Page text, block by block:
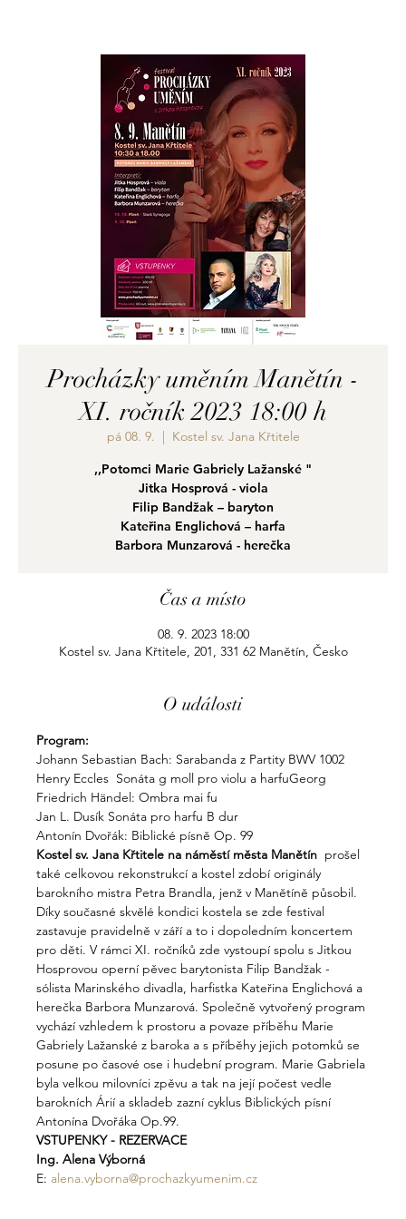
Procházky uměním Manětín -
XI. ročník 2023 18:00 h
pá 08. 9.
  |
Kostel sv. Jana Křtitele
,,Potomci Marie Gabriely Lažanské "
Jitka Hosprová - viola
Filip Bandžak – baryton
Kateřina Englichová – harfa
Barbora Munzarová - herečka
Čas a místo
08. 9. 2023 18:00
Kostel sv. Jana Křtitele, 201, 331 62 Manětín, Česko
O události
Program:
Johann Sebastian Bach: Sarabanda z Partity BWV 1002
Henry Eccles  Sonáta g moll pro violu a harfuGeorg
Friedrich Händel: Ombra mai fu
​​​Jan L. Dusík Sonáta pro harfu B dur​
Antonín Dvořák: Biblické písně Op. 99​​​​
Kostel sv. Jana Křtitele na náměstí města Manětín prošel
také celkovou rekonstrukcí a kostel zdobí originály
barokního mistra Petra Brandla, jenž v Manětíně působil.
Díky současné skvělé kondici kostela se zde festival
zastavuje pravidelně v září a to i dopoledním koncertem
pro děti. V rámci XI. ročníků zde vystoupí spolu s Jitkou
Hosprovou operní pěvec barytonista Filip Bandžak -
sólista Marinského divadla, harfistka Kateřina Englichová a
herečka Barbora Munzarová. Společně vytvořený program
vychází vzhledem k prostoru a povaze příběhu Marie
Gabriely Lažanské z baroka a s příběhy jejich potomků se
posune po časové ose i hudební program. Marie Gabriela
byla velkou milovníci zpěvu a tak na její počest vedle
barokních Árií a skladeb zazní cyklus Biblických písní
Antonína Dvořáka Op.99.
VSTUPENKY - REZERVACE
Ing. Alena Výborná
E: alena.vyborna@prochazkyumenim.cz